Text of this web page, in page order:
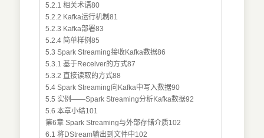
5.2.1 相关术语80
5.2.2 Kafka运行机制81
5.2.3 Kafka部署83
5.2.4 简单样例85
5.3 Spark Streaming接收Kafka数据86
5.3.1 基于Receiver的方式87
5.3.2 直接读取的方式88
5.4 Spark Streaming向Kafka中写入数据90
5.5 实例——Spark Streaming分析Kafka数据92
5.6 本章小结101
第6章 Spark Streaming与外部存储介质102
6.1 将DStream输出到文件中102